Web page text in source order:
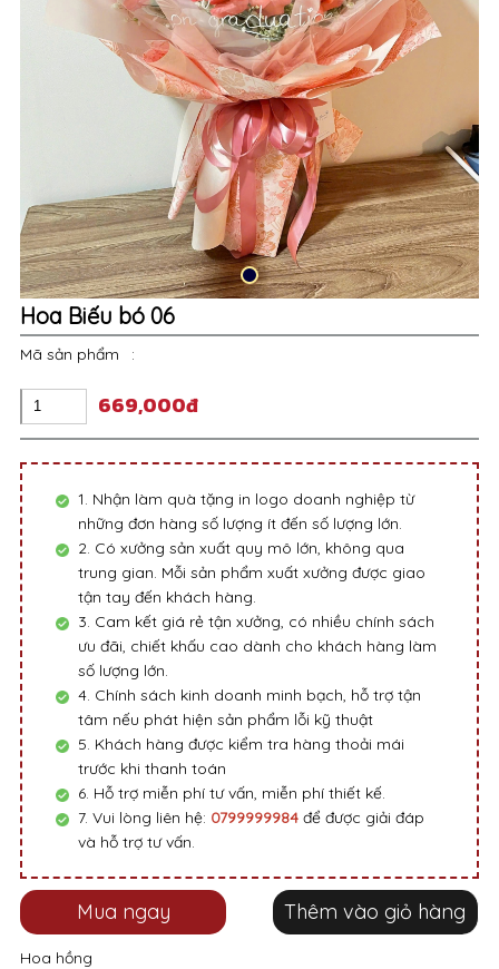
Hoa Biếu bó 06
Mã sản phẩm :
669,000đ
1. Nhận làm quà tặng in logo doanh nghiệp từ
những đơn hàng số lượng ít đến số lượng lớn.
2. Có xưởng sản xuất quy mô lớn, không qua
trung gian. Mỗi sản phẩm xuất xưởng được giao
tận tay đến khách hàng.
3. Cam kết giá rẻ tận xưởng, có nhiều chính sách
ưu đãi, chiết khấu cao dành cho khách hàng làm
số lượng lớn.
4. Chính sách kinh doanh minh bạch, hỗ trợ tận
tâm nếu phát hiện sản phẩm lỗi kỹ thuật
5. Khách hàng được kiểm tra hàng thoải mái
trước khi thanh toán
6. Hỗ trợ miễn phí tư vấn, miễn phí thiết kế.
7. Vui lòng liên hệ: 0799999984 để được giải đáp
và hỗ trợ tư vấn.
Thêm vào giỏ hàng
Mua ngay
Hoa hồng